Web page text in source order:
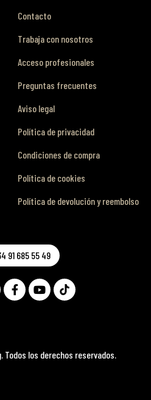
Contacto
Trabaja con nosotros
Acceso profesionales
Preguntas frecuentes
Aviso legal
Política de privacidad
Condiciones de compra
Política de cookies
Política de devolución y reembolso
Todos los derechos reservados.
91 685 55 49